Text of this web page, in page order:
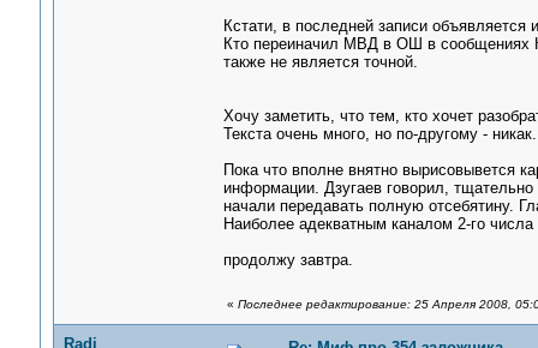
Кстати, в последней записи
Кто переиначил МВД в ОШ в сообщениях
также не является точной.
Хочу заметить, что тем, кто хочет
Текста очень много, но по-другому - никак.
Пока что вполне внятно вырисовывется
информации. Дзугаев говорил,
начали передавать полную отсебятину.
Наиболее адекватным каналом 2-го
продолжу завтра.
« Последнее редактирование: 25 Апреля 2008,
Radi